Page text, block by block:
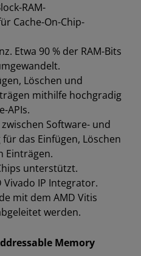
RAM-
Cache-On-Chip-
Etwa 90 % der RAM-Bits
Löschen und
mithilfe hochgradig
APIs.
Software- und
das Einfügen, Löschen
Einträgen.
unterstützt.
IP Integrator.
mit dem AMD Vitis
werden.
Memory